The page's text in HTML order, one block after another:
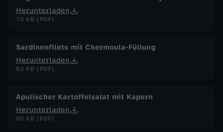
Herunterladen
70 KB (PDF)
Sardinenfilets mit Chermoula-Füllung
Herunterladen
63 KB (PDF)
Apulischer Kartoffelsalat mit Kapern
Herunterladen
90 KB (PDF)